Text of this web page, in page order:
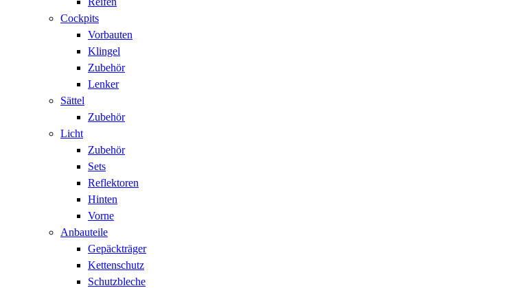
Cockpits
Vorbauten
Klingel
Zubehör
Lenker
Sättel
Zubehör
Licht
Zubehör
Sets
Reflektoren
Hinten
Vorne
Anbauteile
Gepäckträger
Kettenschutz
Schutzbleche